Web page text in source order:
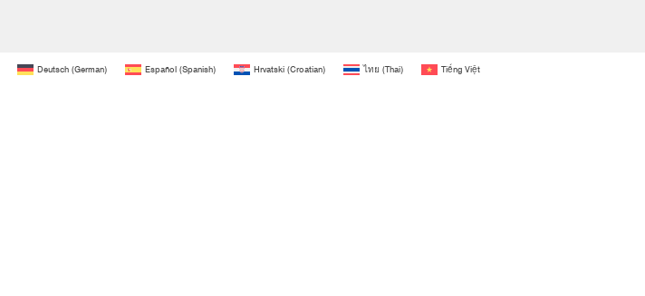
Deutsch(German) Español(Spanish) Hrvatski(Croatian) ไทย (Thai) Tiếng Việt